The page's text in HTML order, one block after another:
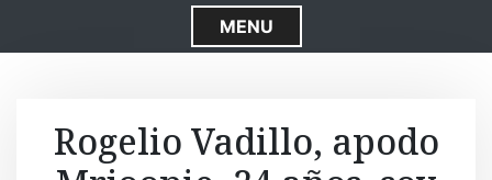
S
k
o
c
MENU
Rogelio Vadillo, apodo